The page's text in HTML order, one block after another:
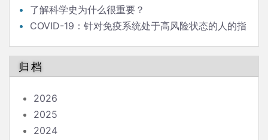
了解科学史为什么很重要？
COVID-19：针对免疫系统处于高风险状态的人的指
归档
2026
2025
2024